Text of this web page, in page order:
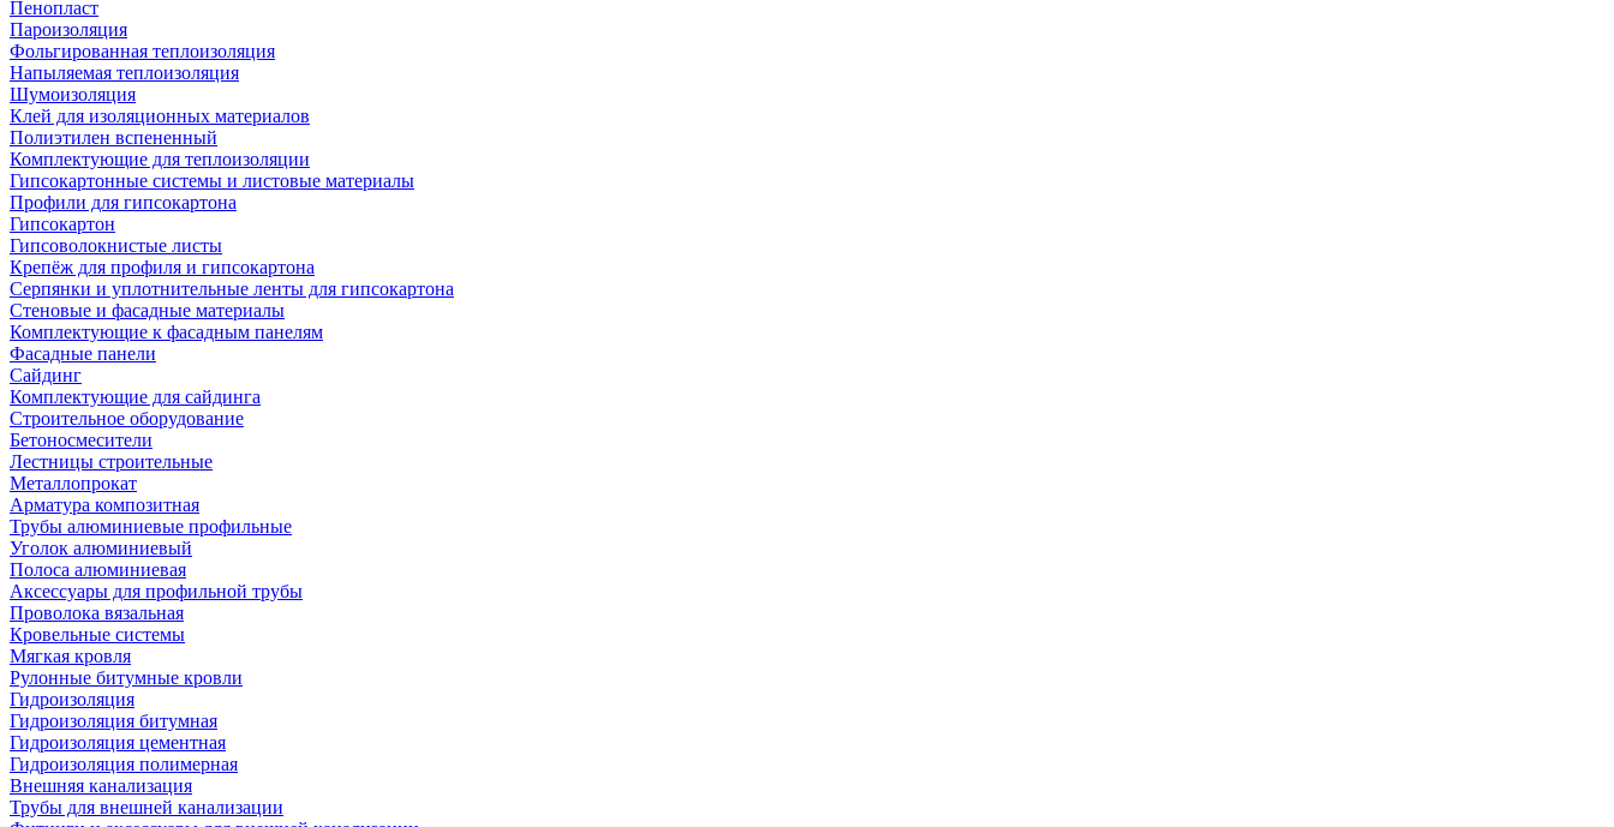
Пенопласт
Пароизоляция
Фольгированная теплоизоляция
Напыляемая теплоизоляция
Шумоизоляция
Клей для изоляционных материалов
Полиэтилен вспененный
Комплектующие для теплоизоляции
Гипсокартонные системы и листовые материалы
Профили для гипсокартона
Гипсокартон
Гипсоволокнистые листы
Крепёж для профиля и гипсокартона
Серпянки и уплотнительные ленты для гипсокартона
Стеновые и фасадные материалы
Комплектующие к фасадным панелям
Фасадные панели
Сайдинг
Комплектующие для сайдинга
Строительное оборудование
Бетоносмесители
Лестницы строительные
Металлопрокат
Арматура композитная
Трубы алюминиевые профильные
Уголок алюминиевый
Полоса алюминиевая
Аксессуары для профильной трубы
Проволока вязальная
Кровельные системы
Мягкая кровля
Рулонные битумные кровли
Гидроизоляция
Гидроизоляция битумная
Гидроизоляция цементная
Гидроизоляция полимерная
Внешняя канализация
Трубы для внешней канализации